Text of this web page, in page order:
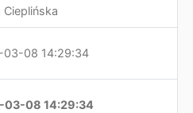
Cieplińska
03-08 14:29:34
03-08 14:29:34